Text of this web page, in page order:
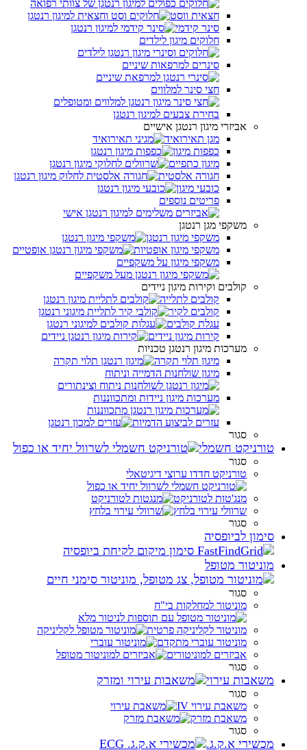
חצאית ווסט
סינר קידמי
חלוקים מיגון לילדים
סינרים למרפאות שיניים
חצי סינר למלווים
בחירת צבעים למיגון רנטגן
אביזרי מיגון רנטגן אישיים
מגן תאירואיד
כפפות מיגון
מיגון כתפיים
חגורה אלסטית
כובעי מיגון
פריטים נוספים
משקפי מגן רנטגן
משקפי מיגון רנטגן
משקפי מיגון אופטיות
משקפי מיגון על משקפיים
קולבים וקירות מיגון ניידים
קולבים לתלייה
קולבים לקיר
עגלת קולבים
קירות מיגון ניידים
מערכות מיגון רנטגן טכניות
מיגון תלוי תקרה
מיגון שולחנות הדמייה וניתוח
מערכות מיגון ניידות ומתכווננות
עזרים לביצוע הדמיות
סגור
טורניקט חשמלי
סגור
טורניקט חדדו ערוצי דיגיטאלי
מנג'טות לטורניקט
שרוולי עירוי בלחץ
סגור
סימון לביופסיה
מוניטור מטופל
סגור
מוניטור למחלקות בי"ח
מוניטור לקליניקה פרטית
מוניטור עוברי מתקדם
אביזרים למוניטורים
סגור
משאבות עירוי
סגור
משאבת עירוי IV
משאבת מזרק
סגור
מכשירי א.ק.ג.